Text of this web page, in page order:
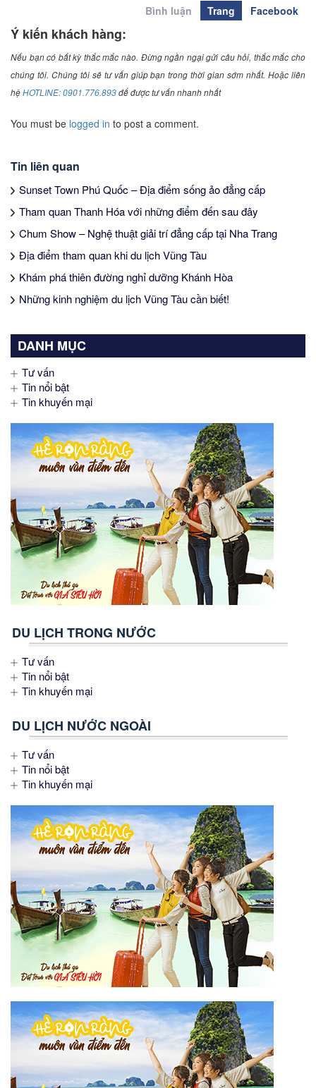
Bình luận Trang Facebook
Ý kiến khách hàng:
Nếu bạn có bất kỳ thắc mắc nào. Đừng ngần ngại gửi câu hỏi, thắc mắc cho
chúng tôi. Chúng tôi sẽ tư vấn giúp bạn trong thời gian sớm nhất. Hoặc liên
hệHOTLINE: 0901.776.893để được tư vấn nhanh nhất
You must be logged in to post a comment.
Tin liên quan
Sunset Town Phú Quốc – Địa điểm sống ảo đẳng cấp
Tham quan Thanh Hóa với những điểm đến sau đây
Chum Show – Nghệ thuật giải trí đẳng cấp tại Nha Trang
Địa điểm tham quan khi du lịch Vũng Tàu
Khám phá thiên đường nghỉ dưỡng Khánh Hòa
Những kinh nghiệm du lịch Vũng Tàu cần biết!
DANH MỤC
Tư vấn
Tin nổi bật
Tin khuyến mại
DU LỊCH TRONG NƯỚC
Tư vấn
Tin nổi bật
Tin khuyến mại
DU LỊCH NƯỚC NGOÀI
Tư vấn
Tin nổi bật
Tin khuyến mại